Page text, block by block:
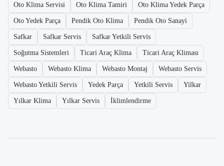
Oto Klima Servisi Oto Klima Tamiri Oto Klima Yedek Parça
Oto Yedek Parça Pendik Oto Klima Pendik Oto Sanayi
Safkar Safkar Servis Safkar Yetkili Servis
Soğutma Sistemleri Ticari Araç Klima Ticari Araç Kliması
Webasto Webasto Klima Webasto Montaj Webasto Servis
Webasto Yetkili Servis Yedek Parça Yetkili Servis Yilkar
Yılkar Klima Yılkar Servis İklimlendirme